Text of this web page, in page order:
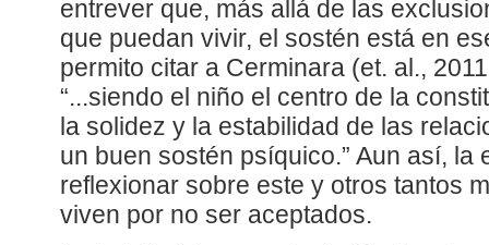
entrever que, más allá de las
que puedan vivir, el sostén está en
permito citar a Cerminara (et. al.,
“...siendo el niño el centro de la
la solidez y la estabilidad de las
un buen sostén psíquico.” Aun así, la
reflexionar sobre este y otros tantos
viven por no ser aceptados.